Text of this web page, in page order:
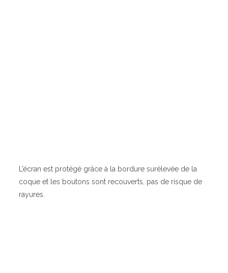
L’écran est protégé grâce à la bordure surélevée de la
coque et les boutons sont recouverts, pas de risque de
rayures.